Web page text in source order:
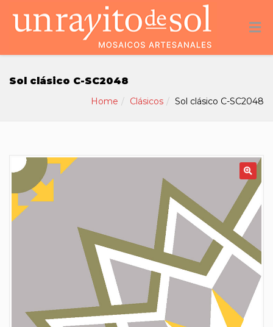
Sol clásico C-SC2048
Home Clásicos Sol clásico C-SC2048